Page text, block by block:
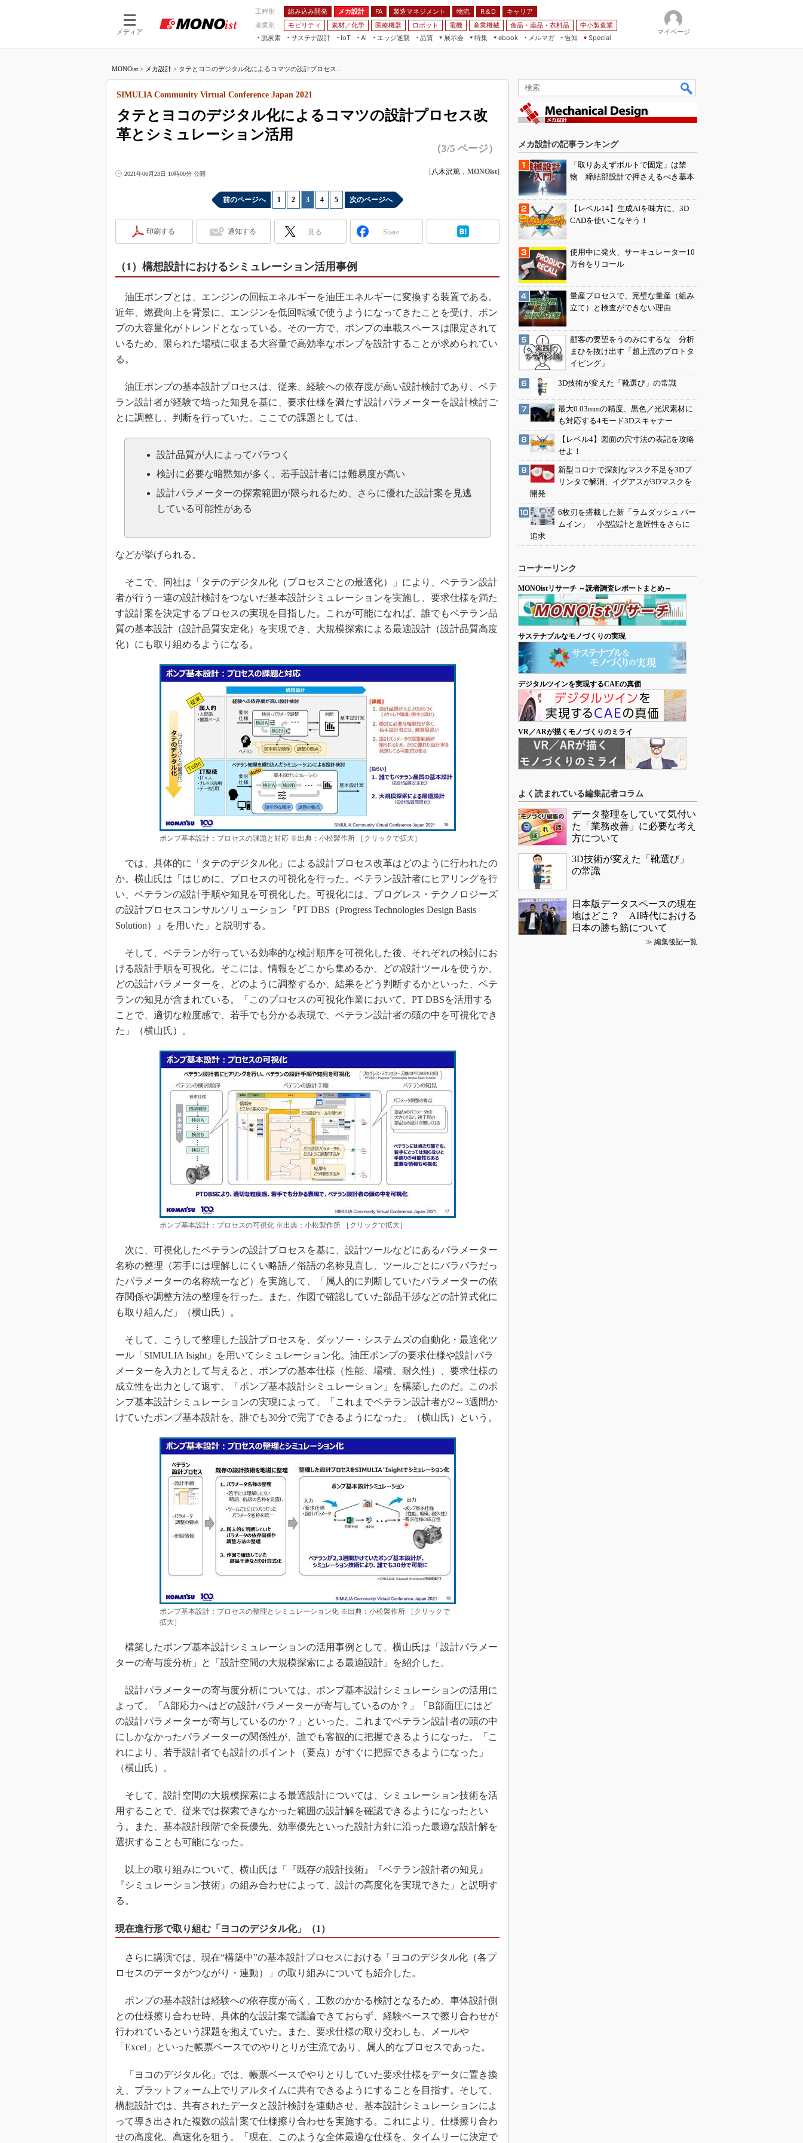
メディア
工程別： 組み込み開発 メカ設計 FA 製造マネジメント 物流 R＆D
キャリア
産業別：
モビリティ 素材／化学 医療機器 ロボット 電機 産業機械 食品・薬品・衣料品
中小製造業
脱炭素
サステナ設計
IoT
つながる工場
AI
AI×設備保全
エッジ逆襲 品質
展示会
JIMTOF
IIFES
スマート工場EXPO
日本ものづくりワールド
AUTOMOTIVE WORLD
産業オープンネット展
特集
フィールドサービス
Windows Embedded
ISO26262
3Dプリンタ
デジタルツインとCAE
S＆OP
インダストリー4.0
イノベーション
メイドインジャパン
植物工場
知財マネジメント
海外生産
制御セキュリティ
新型コロナへの対応
ebook
モビリティ
メルマガ
告知 Special
マイページ
MONOist > メカ設計 > タテとヨコのデジタル化によるコマツの設計プロセス...
タテとヨコのデジタル化によるコマツの設計プロセス改
革とシミュレーション活用
SIMULIA Community Virtual Conference Japan 2021
（3/5 ページ）
2021年06月23日 10時00分 公開 [八木沢篤 ， MONOist]
前のページへ 1 2 3 4 5 次のページへ
印刷する 通知する 見る Share
（1）構想設計におけるシミュレーション活用事例
油圧ポンプとは、エンジンの回転エネルギーを油圧エネルギーに変換する装置である。
近年、燃費向上を背景に、エンジンを低回転域で使うようになってきたことを受け、ポン
プの大容量化がトレンドとなっている。その一方で、ポンプの車載スペースは限定されて
いるため、限られた場積に収まる大容量で高効率なポンプを設計することが求められてい
る。
油圧ポンプの基本設計プロセスは、従来、経験への依存度が高い設計検討であり、ベテ
ラン設計者が経験で培った知見を基に、要求仕様を満たす設計パラメーターを設計検討ご
とに調整し、判断を行っていた。ここでの課題としては、
設計品質が人によってバラつく
検討に必要な暗黙知が多く、若手設計者には難易度が高い
設計パラメーターの探索範囲が限られるため、さらに優れた設計案を見逃
している可能性がある
などが挙げられる。
そこで、同社は「タテのデジタル化（プロセスごとの最適化）」により、ベテラン設計
者が行う一連の設計検討をつないだ基本設計シミュレーションを実施し、要求仕様を満た
す設計案を決定するプロセスの実現を目指した。これが可能になれば、誰でもベテラン品
質の基本設計（設計品質安定化）を実現でき、大規模探索による最適設計（設計品質高度
化）にも取り組めるようになる。
ポンプ基本設計：プロセスの課題と対応 ※出典：小松製作所 ［クリックで拡大］
では、具体的に「タテのデジタル化」による設計プロセス改革はどのように行われたの
か。横山氏は「はじめに、プロセスの可視化を行った。ベテラン設計者にヒアリングを行
い、ベテランの設計手順や知見を可視化した。可視化には、プログレス・テクノロジーズ
の設計プロセスコンサルソリューション『PT DBS（Progress Technologies Design Basis
Solution）』を用いた」と説明する。
そして、ベテランが行っている効率的な検討順序を可視化した後、それぞれの検討にお
ける設計手順を可視化。そこには、情報をどこから集めるか、どの設計ツールを使うか、
どの設計パラメーターを、どのように調整するか、結果をどう判断するかといった、ベテ
ランの知見が含まれている。「このプロセスの可視化作業において、PT DBSを活用する
ことで、適切な粒度感で、若手でも分かる表現で、ベテラン設計者の頭の中を可視化でき
た」（横山氏）。
ポンプ基本設計：プロセスの可視化 ※出典：小松製作所 ［クリックで拡大］
次に、可視化したベテランの設計プロセスを基に、設計ツールなどにあるパラメーター
名称の整理（若手には理解しにくい略語／俗語の名称見直し、ツールごとにバラバラだっ
たパラメーターの名称統一など）を実施して、「属人的に判断していたパラメーターの依
存関係や調整方法の整理を行った。また、作図で確認していた部品干渉などの計算式化に
も取り組んだ」（横山氏）。
そして、こうして整理した設計プロセスを、ダッソー・システムズの自動化・最適化ツ
ール「SIMULIA Isight」を用いてシミュレーション化。油圧ポンプの要求仕様や設計パラ
メーターを入力として与えると、ポンプの基本仕様（性能、場積、耐久性）、要求仕様の
成立性を出力として返す、「ポンプ基本設計シミュレーション」を構築したのだ。このポ
ンプ基本設計シミュレーションの実現によって、「これまでベテラン設計者が2～3週間か
けていたポンプ基本設計を、誰でも30分で完了できるようになった」（横山氏）という。
ポンプ基本設計：プロセスの整理とシミュレーション化 ※出典：小松製作所 ［クリックで
拡大］
構築したポンプ基本設計シミュレーションの活用事例として、横山氏は「設計パラメー
ターの寄与度分析」と「設計空間の大規模探索による最適設計」を紹介した。
設計パラメーターの寄与度分析については、ポンプ基本設計シミュレーションの活用に
よって、「A部応力へはどの設計パラメーターが寄与しているのか？」「B部面圧にはど
の設計パラメーターが寄与しているのか？」といった、これまでベテラン設計者の頭の中
にしかなかったパラメーターの関係性が、誰でも客観的に把握できるようになった。「こ
れにより、若手設計者でも設計のポイント（要点）がすぐに把握できるようになった」
（横山氏）。
そして、設計空間の大規模探索による最適設計については、シミュレーション技術を活
用することで、従来では探索できなかった範囲の設計解を確認できるようになったとい
う。また、基本設計段階で全長優先、効率優先といった設計方針に沿った最適な設計解を
選択することも可能になった。
以上の取り組みについて、横山氏は「『既存の設計技術』『ベテラン設計者の知見』
『シミュレーション技術』の組み合わせによって、設計の高度化を実現できた」と説明す
る。
現在進行形で取り組む「ヨコのデジタル化」（1）
さらに講演では、現在“構築中”の基本設計プロセスにおける「ヨコのデジタル化（各プ
ロセスのデータがつながり・連動）」の取り組みについても紹介した。
ポンプの基本設計は経験への依存度が高く、工数のかかる検討となるため、車体設計側
との仕様擦り合わせ時、具体的な設計案で議論できておらず、経験ベースで擦り合わせが
行われているという課題を抱えていた。また、要求仕様の取り交わしも、メールや
「Excel」といった帳票ベースでのやりとりが主流であり、属人的なプロセスであった。
「ヨコのデジタル化」では、帳票ベースでやりとりしていた要求仕様をデータに置き換
え、プラットフォーム上でリアルタイムに共有できるようにすることを目指す。そして、
構想設計では、共有されたデータと設計検討を連動させ、基本設計シミュレーションによ
って導き出された複数の設計案で仕様擦り合わせを実施する。これにより、仕様擦り合わ
せの高度化、高速化を狙う。「現在、このような全体最適な仕様を、タイムリーに決定で
メカ設計の記事ランキング
「取りあえずボルトで固定」は禁
物 締結部設計で押さえるべき基本
【レベル14】生成AIを味方に、3D
CADを使いこなそう！
使用中に発火、サーキュレーター10
万台をリコール
量産プロセスで、完璧な量産（組み
立て）と検査ができない理由
顧客の要望をうのみにするな 分析
まひを抜け出す「超上流のプロトタ
イピング」
3D技術が変えた「靴選び」の常識
最大0.03mmの精度、黒色／光沢素材に
も対応する4モード3Dスキャナー
【レベル4】図面の穴寸法の表記を攻略
せよ！
新型コロナで深刻なマスク不足を3Dプ
リンタで解消、イグアスが3Dマスクを
開発
6枚刃を搭載した新「ラムダッシュ パー
ムイン」 小型設計と意匠性をさらに
追求
コーナーリンク
MONOistリサーチ ～読者調査レポートまとめ～
サステナブルなモノづくりの実現
デジタルツインを実現するCAEの真価
VR／ARが描くモノづくりのミライ
よく読まれている編集記者コラム
データ整理をしていて気付い
た「業務改善」に必要な考え
方について
3D技術が変えた「靴選び」
の常識
日本版データスペースの現在
地はどこ？ AI時代における
日本の勝ち筋について
≫ 編集後記一覧